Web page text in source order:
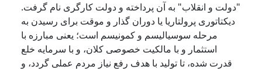
"دولت و انقلاب" به آن پرداخته و دولت کارگری نام گرفت.
دیکتاتوری پرولتاریا یا دوران گذار و موقت برای رسیدن به
مرحله سوسیالیسم و کمونیسم است؛ یعنی مبارزه با
استثمار و با مالکیت خصوصی کلان، و با سرمایه خلع
قدرت شده، تا تولید با هدف رفع نیاز مردم عملی گردد، و